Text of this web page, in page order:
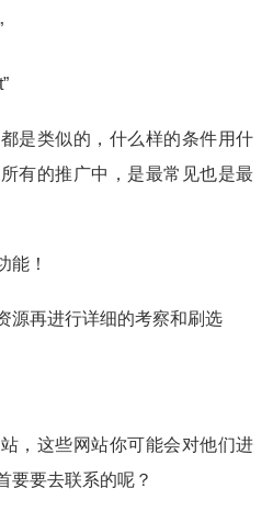
是类似的，什么样的条件用什
有的推广中，是最常见也是最
能！
源再进行详细的考察和刷选
，这些网站你可能会对他们进
要要去联系的呢？